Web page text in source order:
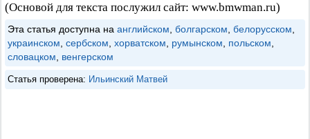
(Основой для текста послужил сайт: www.bmwman.ru)
Эта статья доступна на английском болгарском белорусском
украинском сербском хорватском румынском польском
словацком
венгерском
Статья проверена: Ильинский Матвей